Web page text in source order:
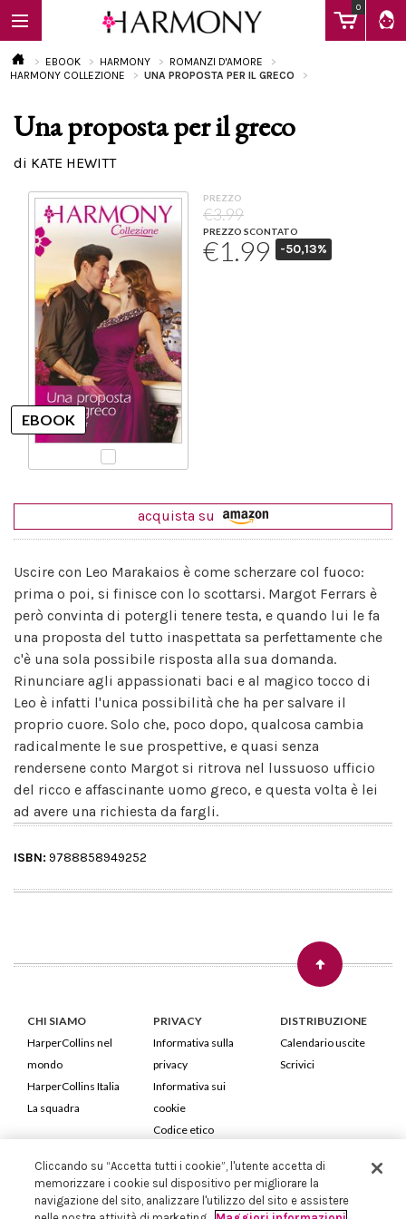
0
EBOOK
Calendario
EBOOK HARMONY
ROMANZI D'AMORE
HARMONY COLLEZIONE
UNA PROPOSTA PER IL GRECO
Una proposta per il greco
di KATE HEWITT
PREZZO
€3.99
PREZZO SCONTATO
€1.99 -50,13%
acquista su
Uscire con Leo Marakaios è come scherzare col fuoco:
prima o poi, si finisce con lo scottarsi. Margot Ferrars è
però convinta di potergli tenere testa, e quando lui le fa
una proposta del tutto inaspettata sa perfettamente che
c'è una sola possibile risposta alla sua domanda.
Rinunciare agli appassionati baci e al magico tocco di
Leo è infatti l'unica possibilità che ha per salvare il
proprio cuore. Solo che, poco dopo, qualcosa cambia
radicalmente le sue prospettive, e quasi senza
rendersene conto Margot si ritrova nel lussuoso ufficio
del ricco e affascinante uomo greco, e questa volta è lei
ad avere una richiesta da fargli.
ISBN: 9788858949252
CHI SIAMO
HarperCollins nel
mondo
HarperCollins Italia
La squadra
PRIVACY
Informativa sulla
privacy
Informativa sui
cookie
Codice etico
DISTRIBUZIONE
Calendario uscite
Scrivici
HarperCollins Italia S.p.A. Viale Monte Nero, 84 - 20135 Milano
Cod. Fiscale e P.IVA 05946780151 - Capitale Sociale 258.250 €
Cliccando su “Accetta tutti i cookie”, l'utente accetta di
memorizzare i cookie sul dispositivo per migliorare la
navigazione del sito, analizzare l'utilizzo del sito e assistere